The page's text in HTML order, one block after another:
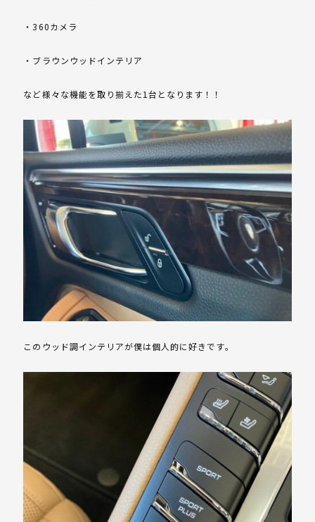
・360カメラ
・ブラウンウッドインテリア
など様々な機能を取り揃えた1台となります！！
このウッド調インテリアが僕は個人的に好きです。